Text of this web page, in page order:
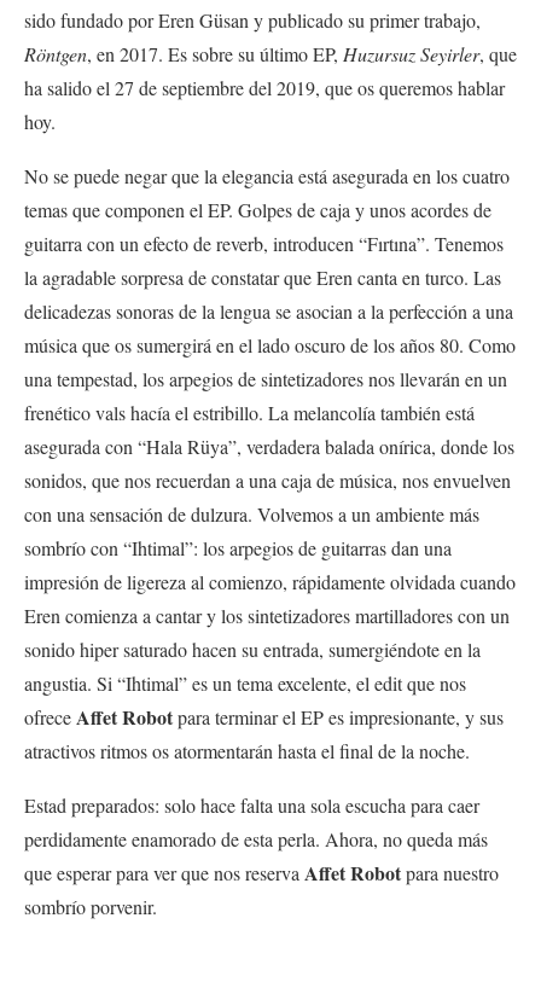
sido fundado por Eren Güsan y publicado su primer trabajo,
Röntgen, en 2017. Es sobre su último EP, Huzursuz Seyirler, que
ha salido el 27 de septiembre del 2019, que os queremos hablar
hoy.
No se puede negar que la elegancia está asegurada en los cuatro
temas que componen el EP. Golpes de caja y unos acordes de
guitarra con un efecto de reverb, introducen “Fırtına”. Tenemos
la agradable sorpresa de constatar que Eren canta en turco. Las
delicadezas sonoras de la lengua se asocian a la perfección a una
música que os sumergirá en el lado oscuro de los años 80. Como
una tempestad, los arpegios de sintetizadores nos llevarán en un
frenético vals hacía el estribillo. La melancolía también está
asegurada con “Hala Rüya”, verdadera balada onírica, donde los
sonidos, que nos recuerdan a una caja de música, nos envuelven
con una sensación de dulzura. Volvemos a un ambiente más
sombrío con “Ihtimal”: los arpegios de guitarras dan una
impresión de ligereza al comienzo, rápidamente olvidada cuando
Eren comienza a cantar y los sintetizadores martilladores con un
sonido hiper saturado hacen su entrada, sumergiéndote en la
angustia. Si “Ihtimal” es un tema excelente, el edit que nos
ofreceAffet Robotpara terminar el EP es impresionante, y sus
atractivos ritmos os atormentarán hasta el final de la noche.
Estad preparados: solo hace falta una sola escucha para caer
perdidamente enamorado de esta perla. Ahora, no queda más
que esperar para ver que nos reserva Affet Robotpara nuestro
sombrío porvenir.